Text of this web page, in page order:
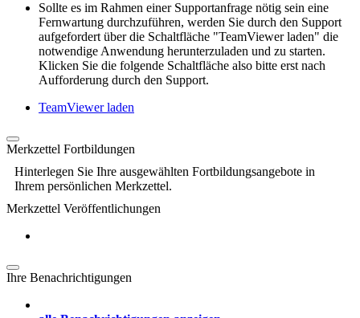
Sollte es im Rahmen einer Supportanfrage nötig sein eine
Fernwartung durchzuführen, werden Sie durch den Support
aufgefordert über die Schaltfläche "TeamViewer laden" die
notwendige Anwendung herunterzuladen und zu starten.
Klicken Sie die folgende Schaltfläche also bitte erst nach
Aufforderung durch den Support.
TeamViewer laden
Merkzettel Fortbildungen
Hinterlegen Sie Ihre ausgewählten Fortbildungsangebote in
Ihrem persönlichen Merkzettel.
Merkzettel Veröffentlichungen
Ihre Benachrichtigungen